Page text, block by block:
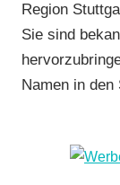
Region
Sie sind
Namen in den